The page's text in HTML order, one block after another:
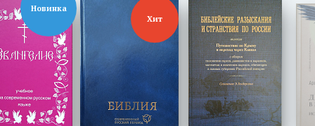
Новинка
Хит